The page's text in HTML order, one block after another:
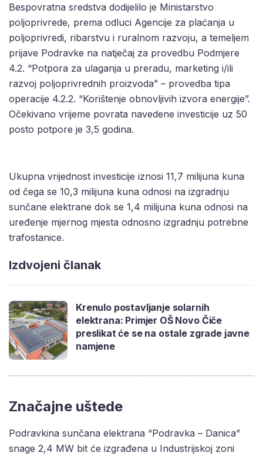
Bespovratna sredstva dodijelilo je Ministarstvo
poljoprivrede, prema odluci Agencije za plaćanja u
poljoprivredi, ribarstvu i ruralnom razvoju, a temeljem
prijave Podravke na natječaj za provedbu Podmjere
4.2. “Potpora za ulaganja u preradu, marketing i/ili
razvoj poljoprivrednih proizvoda” – provedba tipa
operacije 4.2.2. “Korištenje obnovljivih izvora energije”.
Očekivano vrijeme povrata navedene investicije uz 50
posto potpore je 3,5 godina.
Ukupna vrijednost investicije iznosi 11,7 milijuna kuna
od čega se 10,3 milijuna kuna odnosi na izgradnju
sunčane elektrane dok se 1,4 milijuna kuna odnosi na
uređenje mjernog mjesta odnosno izgradnju potrebne
trafostanice.
Izdvojeni članak
Krenulo postavljanje solarnih
elektrana: Primjer OŠ Novo Čiče
preslikat će se na ostale zgrade javne
namjene
Značajne uštede
Podravkina sunčana elektrana “Podravka – Danica”
snage 2,4 MW bit će izgrađena u Industrijskoj zoni